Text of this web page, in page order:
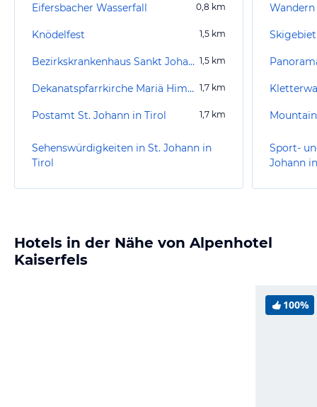
Eifersbacher Wasserfall 0,8 km
Knödelfest 1,5 km
Bezirkskrankenhaus Sankt Johann 1,5 km
Dekanatspfarrkirche Mariä Himmelfahrt 1,7 km
Postamt St. Johann in Tirol 1,7 km
Sehenswürdigkeiten in St. Johann in
Tirol
Sport-
Johann
Hotels in der Nähe von Alpenhotel
Kaiserfels
100%